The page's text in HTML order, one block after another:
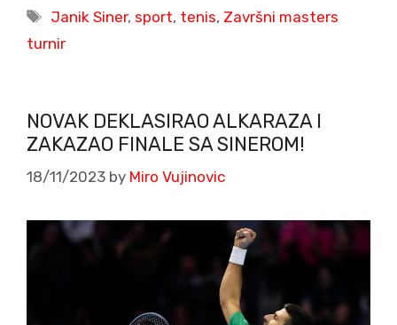
Tags
Janik Siner, sport, tenis, Završni masters
turnir
NOVAK DEKLASIRAO ALKARAZA I
ZAKAZAO FINALE SA SINEROM!
18/11/2023 by Miro Vujinovic